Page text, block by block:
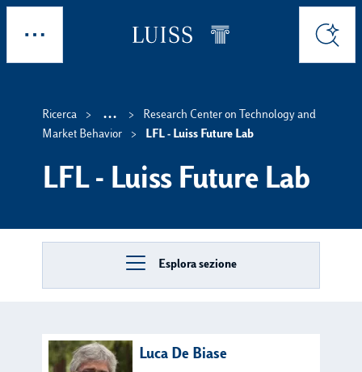
Skip to main content
Cerca
Ricerca ...
Show intermediate
Research Center on Technology and
Market Behavior
LFL - Luiss Future Lab
LFL - Luiss Future Lab
Esplora sezione
Luca De Biase